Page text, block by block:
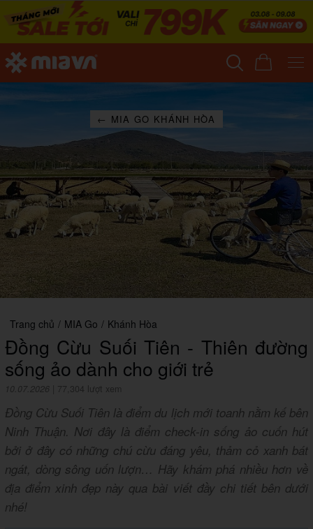
← MIA GO KHÁNH HÒA
Trang chủ / MIA Go / Khánh Hòa
Đồng Cừu Suối Tiên - Thiên đường
sống ảo dành cho giới trẻ
10.07.2026 77,304 lượt xem
Đồng Cừu Suối Tiên là điểm du lịch mới toanh nằm kế bên
Ninh Thuận. Nơi đây là điểm check-in sống ảo cuốn hút
bởi ở đây có những chú cừu đáng yêu, thảm cỏ xanh bát
ngát, dòng sông uốn lượn… Hãy khám phá nhiều hơn về
địa điểm xinh đẹp này qua bài viết đầy chi tiết bên dưới
nhé!